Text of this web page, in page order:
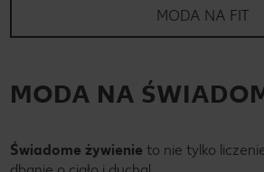
MODA NA FIT
MODA NA
Świadome żywienie to nie tylko